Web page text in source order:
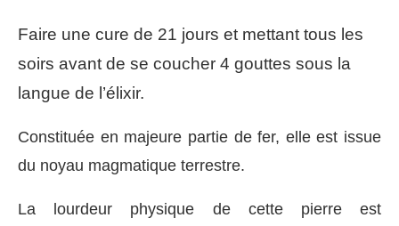
Faire une cure de 21 jours et mettant tous les
soirs avant de se coucher 4 gouttes sous la
langue de l’élixir.
Constituée en majeure partie de fer, elle est issue
du noyau magmatique terrestre.
La lourdeur physique de cette pierre est